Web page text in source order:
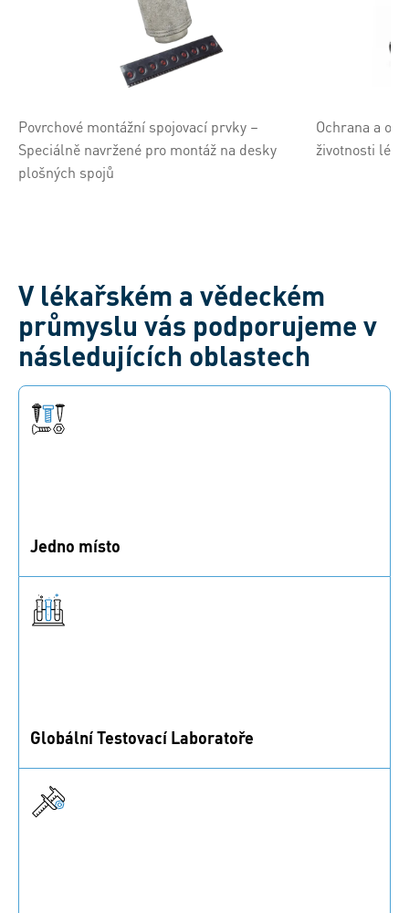
Povrchové montážní spojovací prvky –
Speciálně navržené pro montáž na desky
plošných spojů
Ochrana a
životnosti
V lékařském a vědeckém
průmyslu vás podporujeme v
následujících oblastech
Jedno místo
Globální Testovací Laboratoře